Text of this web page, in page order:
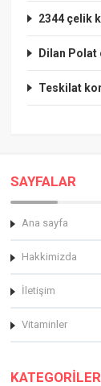
2344 çelik
Dilan Polat
Teskilat
SAYFALAR
Ana sayfa
Hakkimizda
İletişim
Vitaminler
KATEGORİLER